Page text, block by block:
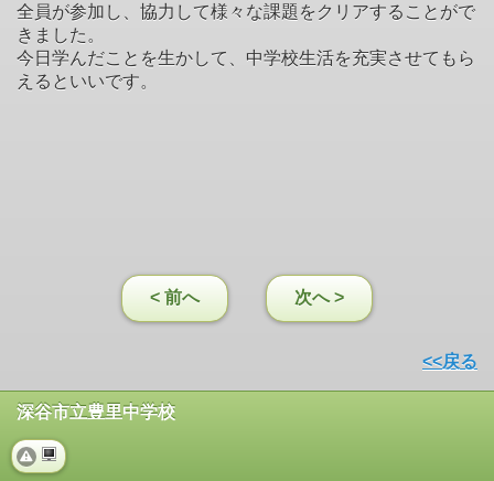
全員が参加し、協力して様々な課題をクリアすることがで
きました。
今日学んだことを生かして、中学校生活を充実させてもら
えるといいです。
< 前へ 次へ >
<<戻る
深谷市立豊里中学校